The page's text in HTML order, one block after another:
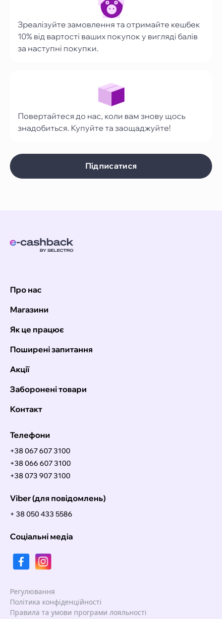
Зреалізуйте замовлення та отримайте кешбек
10% від вартості ваших покупок у вигляді балів
за наступні покупки.
Повертайтеся до нас, коли вам знову щось
знадобиться. Купуйте та заощаджуйте!
Підписатися
Про нас
Магазини
Як це працює
Поширені запитання
Акції
Заборонені товари
Контакт
Телефони
+38 067 607 3100
+38 066 607 3100
+38 073 907 3100
Viber (для повідомлень)
+ 38 050 433 5586
Соціальні медіа
Регулювання
Політика конфіденційності
Правила та умови програми лояльності